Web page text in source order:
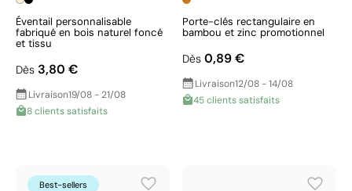
Éventail personnalisable
fabriqué en bois naturel foncé
et tissu
Dès 3,80 €
Livraison19/08 - 21/08
8 clients satisfaits
Porte-clés rectangulaire en
bambou et zinc promotionnel
Dès 0,89 €
Livraison12/08 - 14/08
45 clients satisfaits
Best-sellers